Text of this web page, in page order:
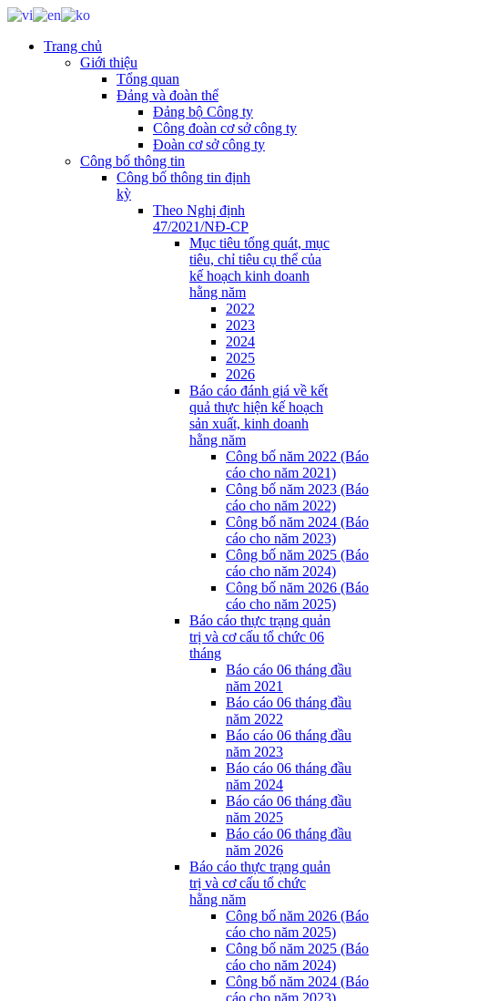
Trang chủ
Giới thiệu
Tổng quan
Đảng và đoàn thể
Đảng bộ Công ty
Công đoàn cơ sở công ty
Đoàn cơ sở công ty
Công bố thông tin
Công bố thông tin định
kỳ
Theo Nghị định
47/2021/NĐ-CP
Mục tiêu tổng quát, mục
tiêu, chỉ tiêu cụ thể của
kế hoạch kinh doanh
hằng năm
2022
2023
2024
2025
2026
Báo cáo đánh giá về kết
quả thực hiện kế hoạch
sản xuất, kinh doanh
hằng năm
Công bố năm 2022 (Báo
cáo cho năm 2021)
Công bố năm 2023 (Báo
cáo cho năm 2022)
Công bố năm 2024 (Báo
cáo cho năm 2023)
Công bố năm 2025 (Báo
cáo cho năm 2024)
Công bố năm 2026 (Báo
cáo cho năm 2025)
Báo cáo thực trạng quản
trị và cơ cấu tổ chức 06
tháng
Báo cáo 06 tháng đầu
năm 2021
Báo cáo 06 tháng đầu
năm 2022
Báo cáo 06 tháng đầu
năm 2023
Báo cáo 06 tháng đầu
năm 2024
Báo cáo 06 tháng đầu
năm 2025
Báo cáo 06 tháng đầu
năm 2026
Báo cáo thực trạng quản
trị và cơ cấu tổ chức
hằng năm
Công bố năm 2026 (Báo
cáo cho năm 2025)
Công bố năm 2025 (Báo
cáo cho năm 2024)
Công bố năm 2024 (Báo
cáo cho năm 2023)